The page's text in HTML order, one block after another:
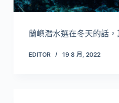
蘭嶼潛水選在冬天的話
EDITOR 19 8 月, 2022